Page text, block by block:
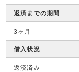
返済までの期間
3ヶ月
借入状況
返済済み